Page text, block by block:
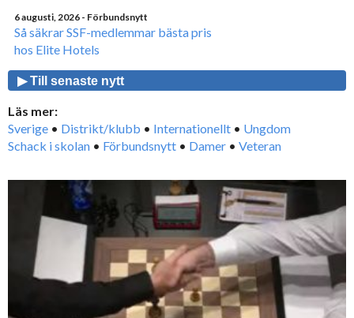
6 augusti, 2026 - Förbundsnytt
Så säkrar SSF-medlemmar bästa pris
hos Elite Hotels
▶ Till senaste nytt
Läs mer:
Sverige • Distrikt/klubb • Internationellt • Ungdom
Schack i skolan • Förbundsnytt • Damer • Veteran